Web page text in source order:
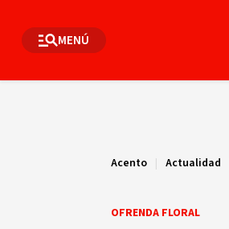
MENÚ
Acento | Actualidad
OFRENDA FLORAL